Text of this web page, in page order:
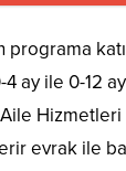
programa
ay ile 0-12
Hizmetleri
evrak ile